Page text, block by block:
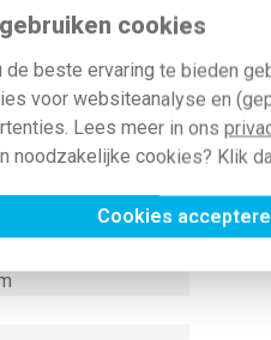
cookies
de beste ervaring te bieden
voor websiteanalyse en
Lees meer in ons
noodzakelijke cookies? Klik
Cookies